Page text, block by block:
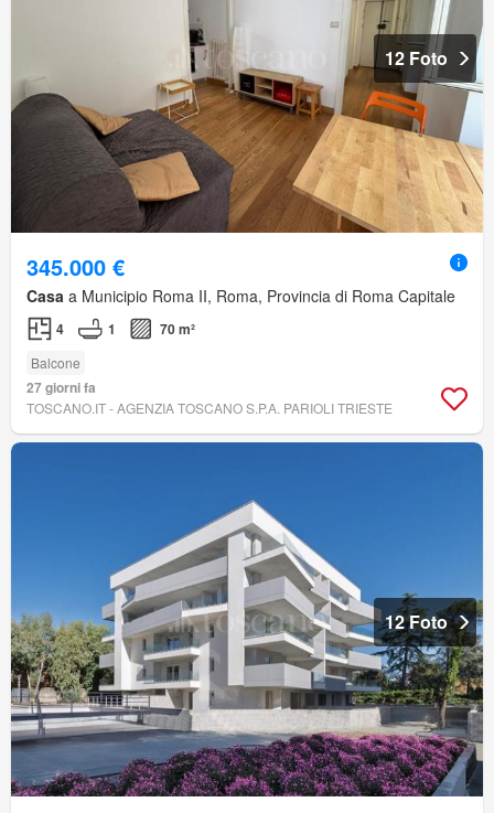
12 Foto
345.000 €
Casa a Municipio Roma II, Roma, Provincia di Roma Capitale
4 1 70 m²
Balcone
27 giorni fa
TOSCANO.IT - AGENZIA TOSCANO S.P.A. PARIOLI TRIESTE
12 Foto